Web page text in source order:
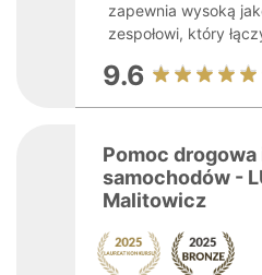
zapewnia wysoką
zespołowi, który
9.6
Pomoc
samochodów -
Malitowicz